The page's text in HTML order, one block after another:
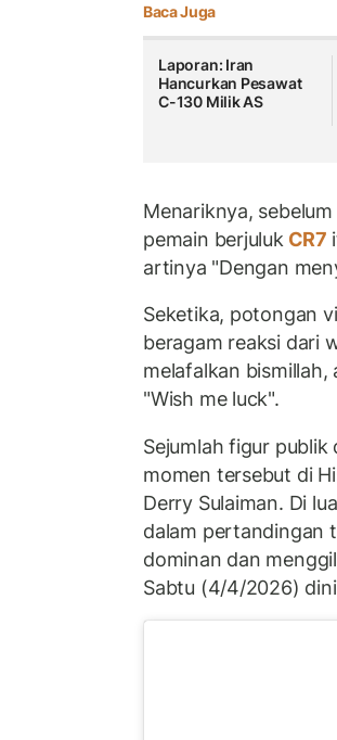
Baca Juga
Laporan: Iran
Hancurkan Pesawat
C-130 Milik AS
Menariknya,
pemain berjuluk CR7
artinya "Dengan
Seketika, potongan
beragam reaksi dari
melafalkan bismillah,
"Wish me luck".
Sejumlah figur
momen tersebut di
Derry Sulaiman. Di
dalam pertandingan
dominan dan
Sabtu (4/4/2026)